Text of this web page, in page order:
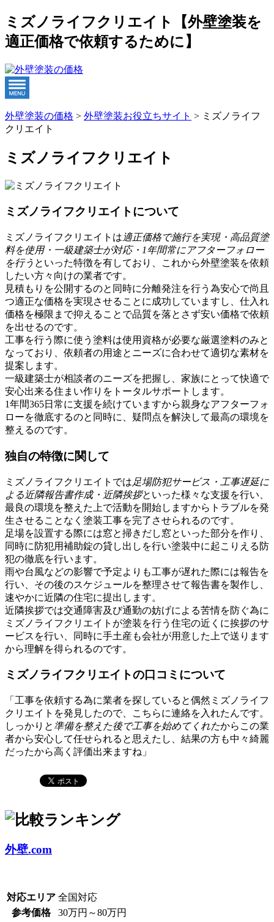
ミズノライフクリエイト【外壁塗装を
適正価格で依頼するために】
外壁塗装の価格 > 外壁塗装お役立ちサイト > ミズノライフ
クリエイト
ミズノライフクリエイト
ミズノライフクリエイトについて
ミズノライフクリエイトは適正価格で施行を実現・高品質塗
料を使用・一級建築士が対応・1年間常にアフターフォロー
を行う といった特徴を有しており、これから外壁塗装を依頼
したい方々向けの業者です。
見積もりを公開するのと同時に分離発注を行う為安心で尚且
つ適正な価格を実現させることに成功していますし、仕入れ
価格を極限まで抑えることで品質を落とさず安い価格で依頼
を出せるのです。
工事を行う際に使う塗料は使用資格が必要な厳選塗料のみと
なっており、依頼者の用途とニーズに合わせて適切な素材を
提案します。
一級建築士が相談者のニーズを把握し、家族にとって快適で
安心出来る住まい作りをトータルサポートします。
1年間365日常に支援を続けていますから親身なアフターフォ
ローを徹底するのと同時に、疑問点を解決して最高の環境を
整えるのです。
独自の特徴に関して
ミズノライフクリエイトでは足場防犯サービス・工事遅延に
よる近隣報告書作成・近隣挨拶といった様々な支援を行い、
最良の環境を整えた上で活動を開始しますからトラブルを発
生させることなく塗装工事を完了させられるのです。
足場を設置する際には窓と掃きだし窓といった部分を作り、
同時に防犯用補助錠の貸し出しを行い塗装中に起こりえる防
犯の徹底を行います。
雨や台風などの影響で予定よりも工事が遅れた際には報告を
行い、その後のスケジュールを整理させて報告書を製作し、
速やかに近隣の住宅に提出します。
近隣挨拶では交通障害及び通勤の妨げによる苦情を防ぐ為に
ミズノライフクリエイトが塗装を行う住宅の近くに挨拶のサ
ービスを行い、同時に手土産も会社が用意した上で送ります
から理解を得られるのです。
ミズノライフクリエイトの口コミについて
「工事を依頼する為に業者を探していると偶然ミズノライフ
クリエイトを発見したので、こちらに連絡を入れたんです。
しっかりと準備を整えた後で工事を始めてくれたからこの業
者から安心して任せられると思えたし、結果の方も中々綺麗
だったから高く評価出来ますね」
外壁.com
対応エリア 全国対応
参考価格
30万円～80万円